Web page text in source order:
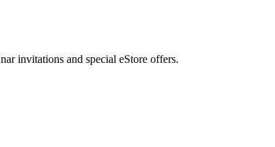
invitations and special eStore offers.